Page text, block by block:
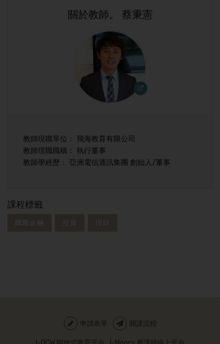
關於教師。 蔡秉憲
教師現職單位： 飛海教育有限公司
教師現職職稱： 執行董事
教師學經歷： 亞洲電信通訊集團 創始人/董事
課程標籤
國際金融
申請表單 開課流程